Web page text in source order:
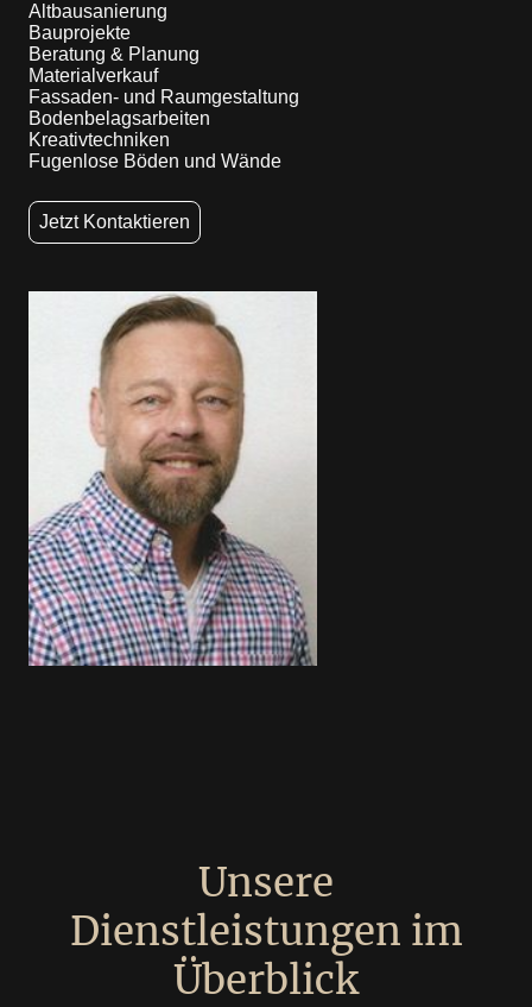
Altbausanierung
Bauprojekte
Beratung & Planung
Materialverkauf
Fassaden- und Raumgestaltung
Bodenbelagsarbeiten
Kreativtechniken
Fugenlose Böden und Wände
Jetzt Kontaktieren
Unsere
Dienstleistungen im
Überblick